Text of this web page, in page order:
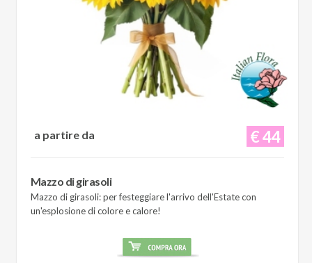
€ 44
a partire da
Mazzo di girasoli
Mazzo di girasoli: per festeggiare l'arrivo dell'Estate con
un'esplosione di colore e calore!